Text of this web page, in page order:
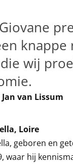
knappe
wij
Jan van Lissum
Loire
geboren en
waar hij